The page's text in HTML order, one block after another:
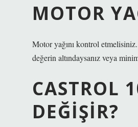
MOTOR
Motor yağını kontrol
değerin altındaysanız veya
CASTROL
DEĞIŞIR?